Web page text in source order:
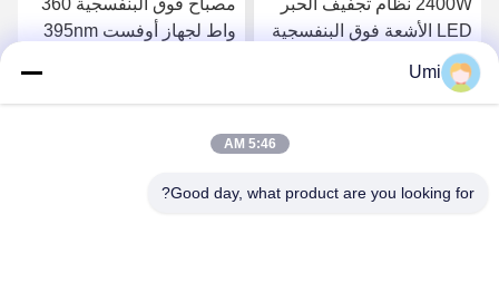
2400W نظام تجفيف الحبر
LED الأشعة فوق البنفسجية
مصباح تبريد المياه
احصل على افضل سعر
مصباح فوق البنفسجية 360
واط لجهاز أوفست 395nm
احصل على افضل سعر
Umi
5:46 AM
Good day, what product are you looking for?